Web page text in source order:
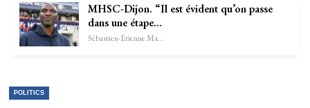
MHSC-Dijon. “Il est évident qu’on passe
dans une étape…
Sébastien-Étienne Marechal
POLITICS